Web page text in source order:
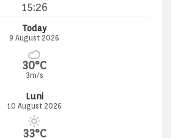
15:26
Today
9 August 2026
30°C
3m/s
Luni
10 August 2026
33°C